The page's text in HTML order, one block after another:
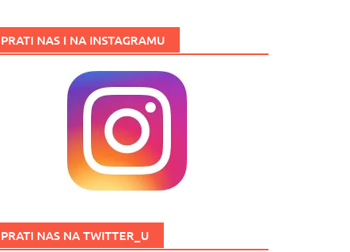
PRATI NAS I NA INSTAGRAMU
PRATI NAS NA TWITTER_U